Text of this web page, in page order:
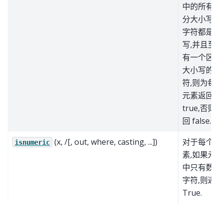
中的所有
分大小写
字符都是
写,并且至
有一个区
大小写的
符,则为每
元素返回
true,否则
回 false.
isnumeric (x, /[, out, where, casting, ...])
对于每个
素,如果元
中只有数
字符,则返
True.